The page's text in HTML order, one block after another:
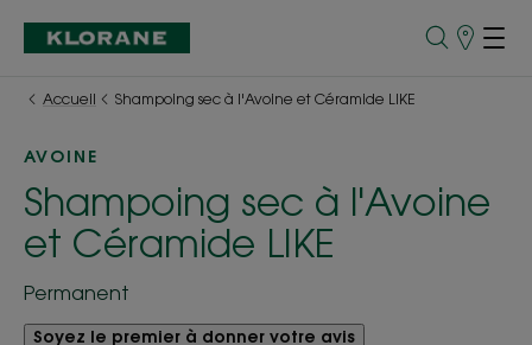
Points
Accueil
Shampoing sec à l'Avoine et Céramide LIKE
AVOINE
Shampoing sec à l'Avoine
et Céramide LIKE
Permanent
Soyez le premier à donner votre avis